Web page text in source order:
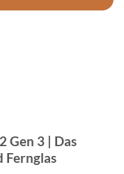
Gen 3 | Das
Fernglas